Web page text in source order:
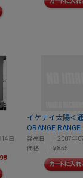
日
イケナイ太陽＜
ORANGE RANGE
発売日
2007年
価格
￥855